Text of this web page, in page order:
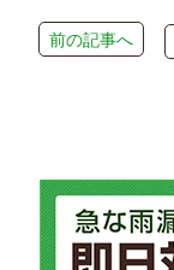
前の記事へ